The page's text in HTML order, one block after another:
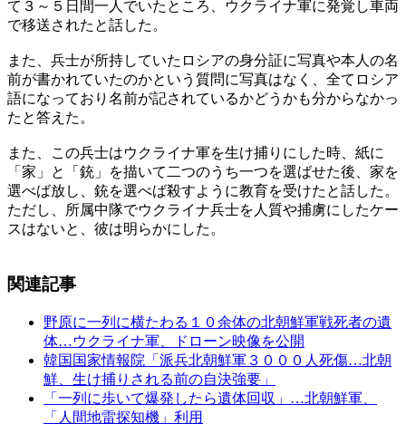
て３～５日間一人でいたところ、ウクライナ軍に発覚し車両
で移送されたと話した。
また、兵士が所持していたロシアの身分証に写真や本人の名
前が書かれていたのかという質問に写真はなく、全てロシア
語になっており名前が記されているかどうかも分からなかっ
たと答えた。
また、この兵士はウクライナ軍を生け捕りにした時、紙に
「家」と「銃」を描いて二つのうち一つを選ばせた後、家を
選べば放し、銃を選べば殺すように教育を受けたと話した。
ただし、所属中隊でウクライナ兵士を人質や捕虜にしたケー
スはないと、彼は明らかにした。
関連記事
野原に一列に横たわる１０余体の北朝鮮軍戦死者の遺
体…ウクライナ軍、ドローン映像を公開
韓国国家情報院「派兵北朝鮮軍３０００人死傷…北朝
鮮、生け捕りされる前の自決強要」
「一列に歩いて爆発したら遺体回収」…北朝鮮軍、
「人間地雷探知機」利用